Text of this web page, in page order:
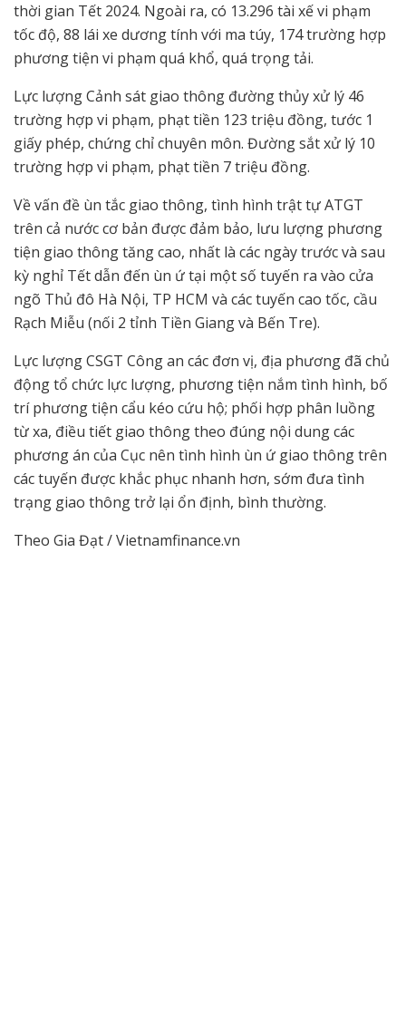
thời gian Tết 2024. Ngoài ra, có 13.296 tài xế vi phạm
tốc độ, 88 lái xe dương tính với ma túy, 174 trường hợp
phương tiện vi phạm quá khổ, quá trọng tải.
Lực lượng Cảnh sát giao thông đường thủy xử lý 46
trường hợp vi phạm, phạt tiền 123 triệu đồng, tước 1
giấy phép, chứng chỉ chuyên môn. Đường sắt xử lý 10
trường hợp vi phạm, phạt tiền 7 triệu đồng.
Về vấn đề ùn tắc giao thông, tình hình trật tự ATGT
trên cả nước cơ bản được đảm bảo, lưu lượng phương
tiện giao thông tăng cao, nhất là các ngày trước và sau
kỳ nghỉ Tết dẫn đến ùn ứ tại một số tuyến ra vào cửa
ngõ Thủ đô Hà Nội, TP HCM và các tuyến cao tốc, cầu
Rạch Miễu (nối 2 tỉnh Tiền Giang và Bến Tre).
Lực lượng CSGT Công an các đơn vị, địa phương đã chủ
động tổ chức lực lượng, phương tiện nắm tình hình, bố
trí phương tiện cẩu kéo cứu hộ; phối hợp phân luồng
từ xa, điều tiết giao thông theo đúng nội dung các
phương án của Cục nên tình hình ùn ứ giao thông trên
các tuyến được khắc phục nhanh hơn, sớm đưa tình
trạng giao thông trở lại ổn định, bình thường.
Theo Gia Đạt / Vietnamfinance.vn